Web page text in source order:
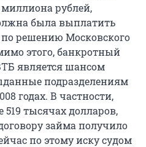
миллиона рублей,
была выплатить
по решению Московского
этого, банкротный
является шансом
подразделениям
годах. В частности,
519 тысячах долларов,
займа получило
по этому иску судом